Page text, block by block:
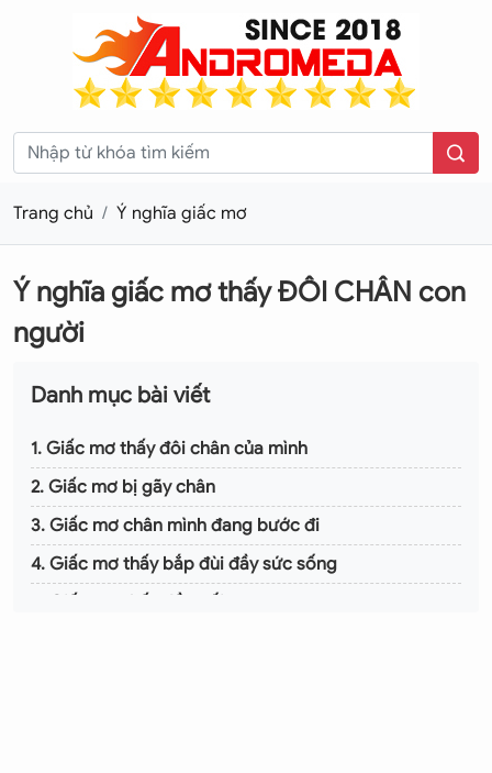
Trang chủ Ý nghĩa giấc mơ
Ý nghĩa giấc mơ thấy ĐÔI CHÂN con
người
Danh mục bài viết
1. Giấc mơ thấy đôi chân của mình
2. Giấc mơ bị gãy chân
3. Giấc mơ chân mình đang bước đi
4. Giấc mơ thấy bắp đùi đầy sức sống